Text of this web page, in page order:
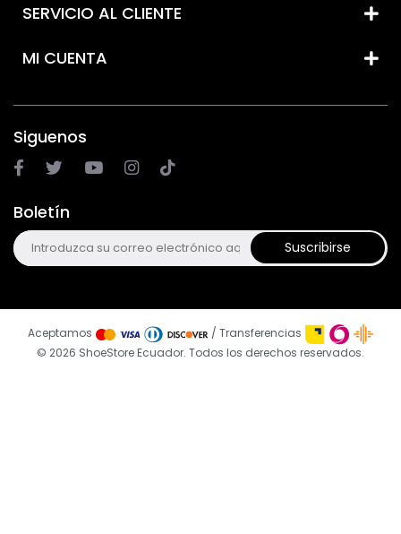
SERVICIO AL CLIENTE
MI CUENTA
Siguenos
Boletín
Suscribirse
© 2026 ShoeStore Ecuador. Todos los derechos reservados.
Aceptamos / Transferencias